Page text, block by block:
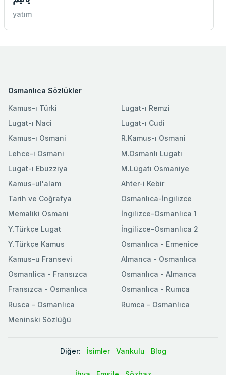
yatım
Osmanlıca Sözlükler
Kamus-ı Türki
Lugat-ı Naci
Kamus-ı Osmani
Lehce-i Osmani
Lugat-ı Ebuzziya
Lugat-ı Remzi
Lugat-ı Cudi
R.Kamus-ı Osmani
M.Osmanlı Lugatı
M.Lügatı Osmaniye
Kamus-ul'alam
Tarih ve Coğrafya
Memaliki Osmani
Y.Türkçe Lugat
Y.Türkçe Kamus
Ahter-i Kebir
Osmanlıca-İngilizce
İngilizce-Osmanlıca 1
İngilizce-Osmanlıca 2
Osmanlıca - Ermenice
Kamus-u Fransevi
Osmanlica - Fransızca
Fransızca - Osmanlıca
Rusca - Osmanlıca
Meninski Sözlüğü
Almanca - Osmanlıca
Osmanlıca - Almanca
Osmanlıca - Rumca
Rumca - Osmanlıca
Diğer: İsimler Vankulu Blog